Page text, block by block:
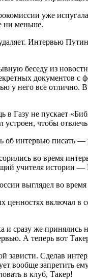
уже
ни меньше.
Интервью
беседу из
документов
у него все отлично.
Газу не пускает
чтобы
интервью писать —
во время
учителя истории —
выглядел во
ценностях включал
и сразу же
А теперь вот
зависти. Сделав
вообще
в клуб, Такер!